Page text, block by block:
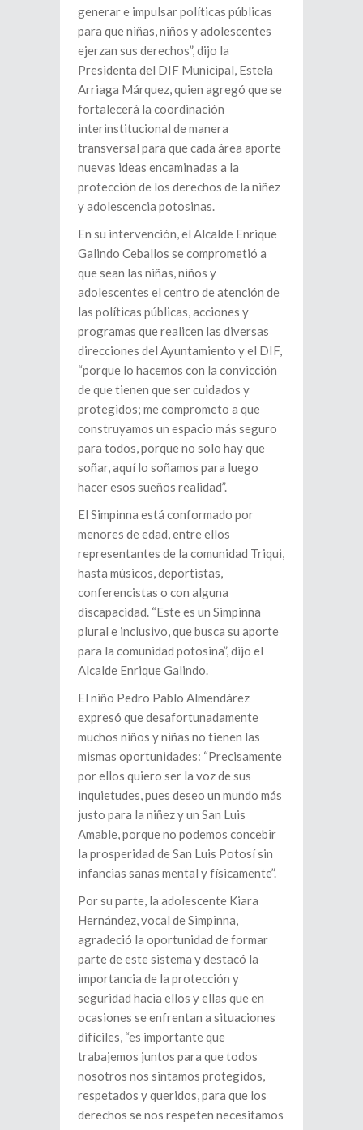
generar e impulsar políticas públicas
para que niñas, niños y adolescentes
ejerzan sus derechos”, dijo la
Presidenta del DIF Municipal, Estela
Arriaga Márquez, quien agregó que se
fortalecerá la coordinación
interinstitucional de manera
transversal para que cada área aporte
nuevas ideas encaminadas a la
protección de los derechos de la niñez
y adolescencia potosinas.
En su intervención, el Alcalde Enrique
Galindo Ceballos se comprometió a
que sean las niñas, niños y
adolescentes el centro de atención de
las políticas públicas, acciones y
programas que realicen las diversas
direcciones del Ayuntamiento y el DIF,
“porque lo hacemos con la convicción
de que tienen que ser cuidados y
protegidos; me comprometo a que
construyamos un espacio más seguro
para todos, porque no solo hay que
soñar, aquí lo soñamos para luego
hacer esos sueños realidad”.
El Simpinna está conformado por
menores de edad, entre ellos
representantes de la comunidad Triqui,
hasta músicos, deportistas,
conferencistas o con alguna
discapacidad. “Este es un Simpinna
plural e inclusivo, que busca su aporte
para la comunidad potosina”, dijo el
Alcalde Enrique Galindo.
El niño Pedro Pablo Almendárez
expresó que desafortunadamente
muchos niños y niñas no tienen las
mismas oportunidades: “Precisamente
por ellos quiero ser la voz de sus
inquietudes, pues deseo un mundo más
justo para la niñez y un San Luis
Amable, porque no podemos concebir
la prosperidad de San Luis Potosí sin
infancias sanas mental y físicamente”.
Por su parte, la adolescente Kiara
Hernández, vocal de Simpinna,
agradeció la oportunidad de formar
parte de este sistema y destacó la
importancia de la protección y
seguridad hacia ellos y ellas que en
ocasiones se enfrentan a situaciones
difíciles, “es importante que
trabajemos juntos para que todos
nosotros nos sintamos protegidos,
respetados y queridos, para que los
derechos se nos respeten necesitamos